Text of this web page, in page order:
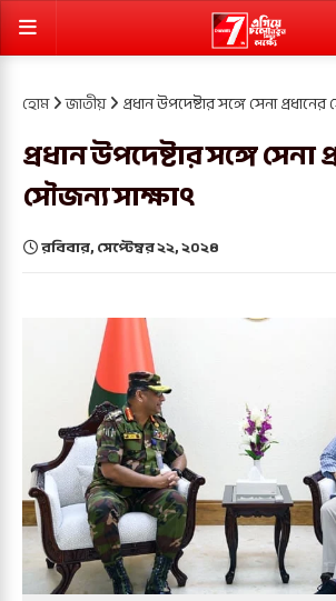
হোম জাতীয় প্রধান উপদেষ্টার সঙ্গে সেনা
প্রধান উপদেষ্টার সঙ্গে সেনা
সৌজন্য সাক্ষাৎ
রবিবার, সেপ্টেম্বর ২২, ২০২৪